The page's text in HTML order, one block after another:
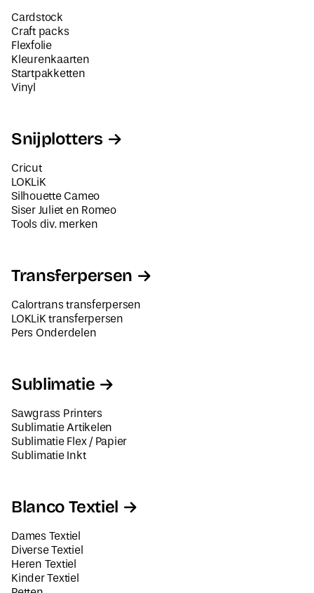
Cardstock
Craft packs
Flexfolie
Kleurenkaarten
Startpakketten
Vinyl
Snijplotters
Cricut
LOKLiK
Silhouette Cameo
Siser Juliet en Romeo
Tools div. merken
Transferpersen
Calortrans transferpersen
LOKLiK transferpersen
Pers Onderdelen
Sublimatie
Sawgrass Printers
Sublimatie Artikelen
Sublimatie Flex / Papier
Sublimatie Inkt
Blanco Textiel
Dames Textiel
Diverse Textiel
Heren Textiel
Kinder Textiel